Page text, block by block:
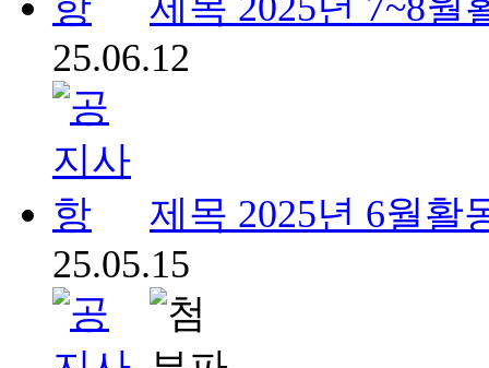
25.06.12
제목 2025년 6월활
25.05.15